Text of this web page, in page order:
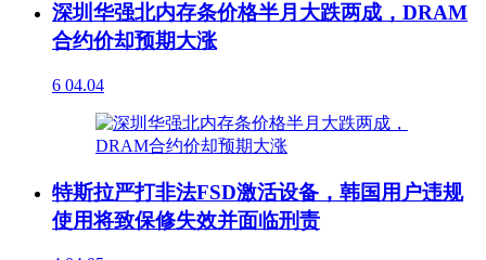
深圳华强北内存条价格半月大跌两成，DRAM
合约价却预期大涨
6 04.04
特斯拉严打非法FSD激活设备，韩国用户违规
使用将致保修失效并面临刑责